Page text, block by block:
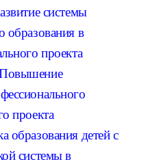
системы
образования в
проекта
проекта
образования детей с
системы в